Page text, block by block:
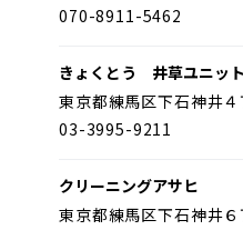
070-8911-5462
きょくとう 井草ユニット
東京都練馬区下石神井４
03-3995-9211
クリーニングアサヒ
東京都練馬区下石神井６